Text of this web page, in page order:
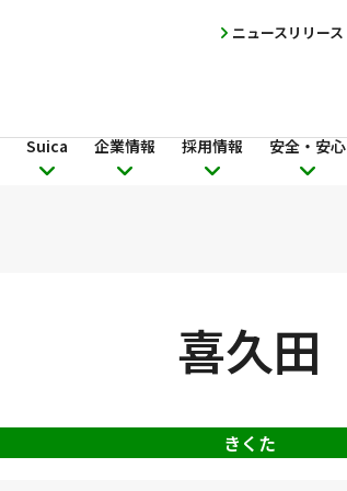
Suica 企業情報 採用情報 安全・安心
ニュースリリース
喜久田
きくた